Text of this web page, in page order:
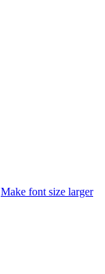
Make font size larger